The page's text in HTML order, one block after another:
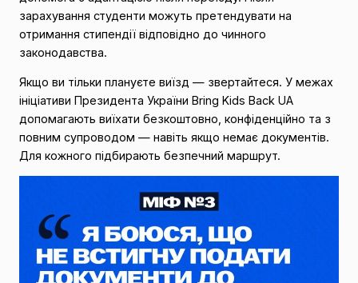
зарахування студенти можуть претендувати на
отримання стипендії відповідно до чинного
законодавства.
Якщо ви тільки плануєте виїзд — звертайтеся. У межах
ініціативи Президента України Bring Kids Back UA
допомагають виїхати безкоштовно, конфіденційно та з
повним супроводом — навіть якщо немає документів.
Для кожного підбирають безпечний маршрут.